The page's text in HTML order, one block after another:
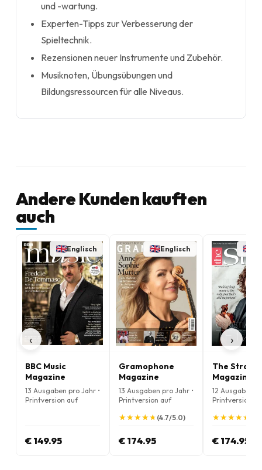
und -wartung.
Experten-Tipps zur Verbesserung der
Spieltechnik.
Rezensionen neuer Instrumente und Zubehör.
Musiknoten, Übungsübungen und
Bildungsressourcen für alle Niveaus.
Andere Kunden kauften
auch
‹
Englisch
BBC Music
Magazine
13 Ausgaben pro Jahr •
Printversion auf
€ 149.95
Englisch
Gramophone
Magazine
13 Ausgaben pro Jahr •
Printversion auf
★
★★
★★
★★
★★
★ (4.7/5.0)
€ 174.95
The Strad
Magazine
12 Ausgaben
Printversion
★
★★
★★
★★
★★
★
€ 174.95
›